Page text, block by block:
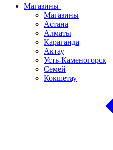
Магазины
Магазины
Астана
Алматы
Караганда
Актау
Усть-Каменогорск
Семей
Кокшетау